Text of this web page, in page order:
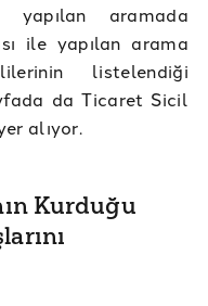
yapılan aramada
ile yapılan arama
listelendiği
da Ticaret Sicil
alıyor.
Kurduğu